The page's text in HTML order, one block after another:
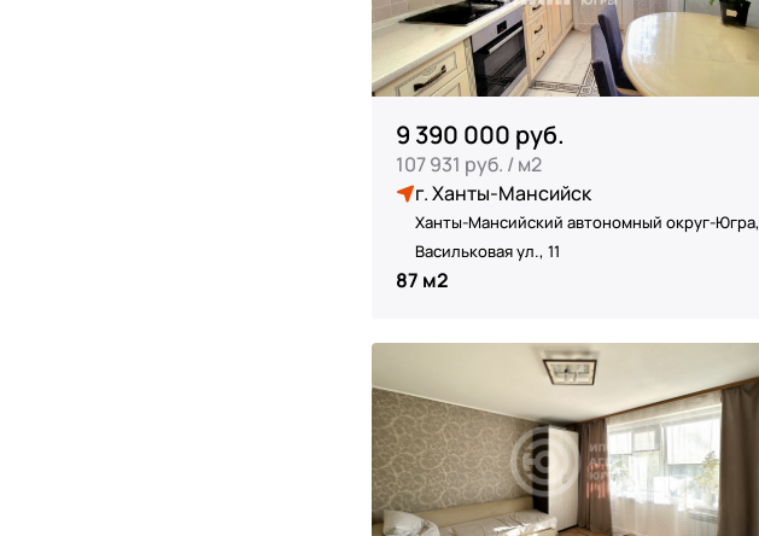
9 390 000 руб.
107 931 руб. / м2
г. Ханты-Мансийск
Ханты-Мансийский автономный округ-Югра,
Васильковая ул., 11
87 м2